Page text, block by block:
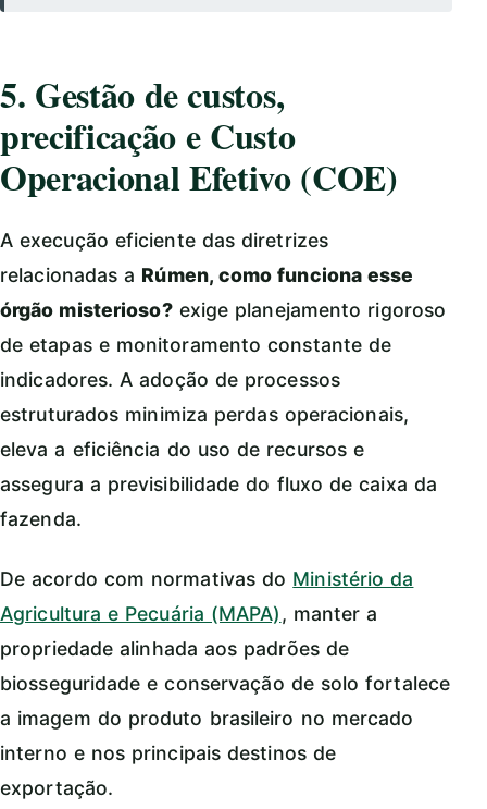
5. Gestão de custos,
precificação e Custo
Operacional Efetivo (COE)
A execução eficiente das diretrizes
relacionadas a Rúmen, como funciona esse
órgão misterioso?exige planejamento rigoroso
de etapas e monitoramento constante de
indicadores. A adoção de processos
estruturados minimiza perdas operacionais,
eleva a eficiência do uso de recursos e
assegura a previsibilidade do fluxo de caixa da
fazenda.
De acordo com normativas do Ministério da
Agricultura e Pecuária (MAPA), manter a
propriedade alinhada aos padrões de
biosseguridade e conservação de solo fortalece
a imagem do produto brasileiro no mercado
interno e nos principais destinos de
exportação.